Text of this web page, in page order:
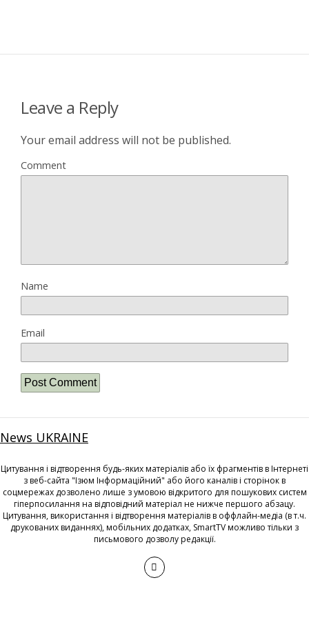
Leave a Reply
Your email address will not be published.
Comment
Name
Email
News UKRAINE
Цитування і відтворення будь-яких матеріалів або їх фрагментів в Інтернеті
з веб-сайта "Ізюм Інформаційний" або його каналів і сторінок в
соцмережах дозволено лише з умовою відкритого для пошукових систем
гіперпосилання на відповідний матеріал не нижче першого абзацу.
Цитування, використання і відтворення матеріалів в оффлайн-медіа (в т.ч.
друкованих виданнях), мобільних додатках, SmartTV можливо тільки з
письмового дозволу редакції.